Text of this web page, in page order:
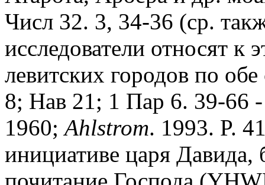
Числ 32. 3, 34-36 (ср.
исследователи относят
левитских городов по
8; Нав 21; 1 Пар 6. 39-66
1960;Ahlstrom. 1993. P.
инициативе царя Давида,